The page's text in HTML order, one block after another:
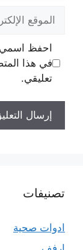
الإلكتروني
احفظ اسمي،
في هذا
تعليقي.
تصنيفات
ادوات صحية